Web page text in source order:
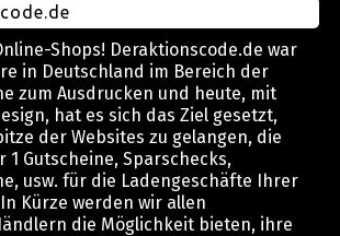
Shops! Deraktionscode.de war
in Deutschland im Bereich der
zum Ausdrucken und heute, mit
hat es sich das Ziel gesetzt,
der Websites zu gelangen, die
1 Gutscheine, Sparschecks,
usw. für die Ladengeschäfte Ihrer
Kürze werden wir allen
die Möglichkeit bieten, ihre